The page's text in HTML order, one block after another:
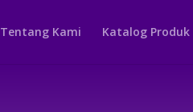
Tentang Kami Katalog Produk